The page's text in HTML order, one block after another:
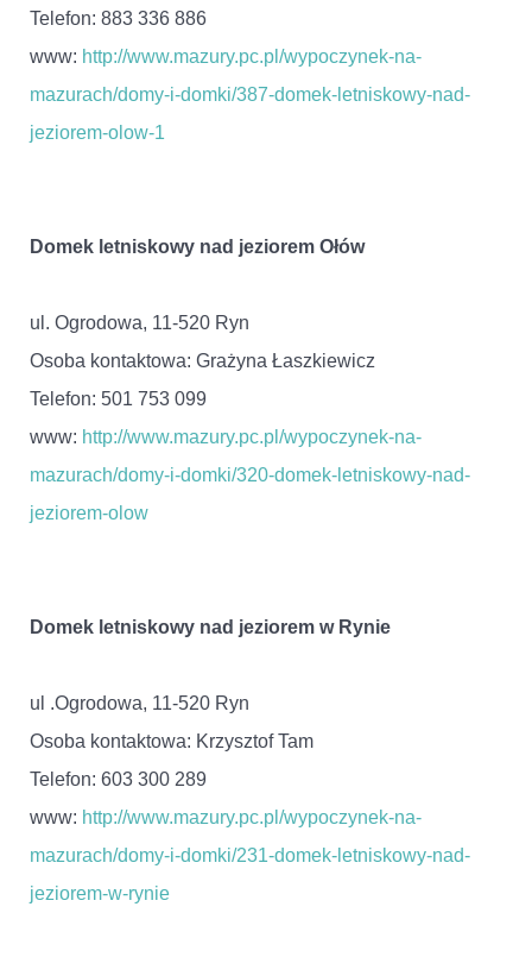
Telefon: 883 336 886
www: http://www.mazury.pc.pl/wypoczynek-na-
mazurach/domy-i-domki/387-domek-letniskowy-nad-
jeziorem-olow-1
Domek letniskowy nad jeziorem Ołów
ul. Ogrodowa, 11-520 Ryn
Osoba kontaktowa: Grażyna Łaszkiewicz
Telefon: 501 753 099
www: http://www.mazury.pc.pl/wypoczynek-na-
mazurach/domy-i-domki/320-domek-letniskowy-nad-
jeziorem-olow
Domek letniskowy nad jeziorem w Rynie
ul .Ogrodowa, 11-520 Ryn
Osoba kontaktowa: Krzysztof Tam
Telefon: 603 300 289
www: http://www.mazury.pc.pl/wypoczynek-na-
mazurach/domy-i-domki/231-domek-letniskowy-nad-
jeziorem-w-rynie